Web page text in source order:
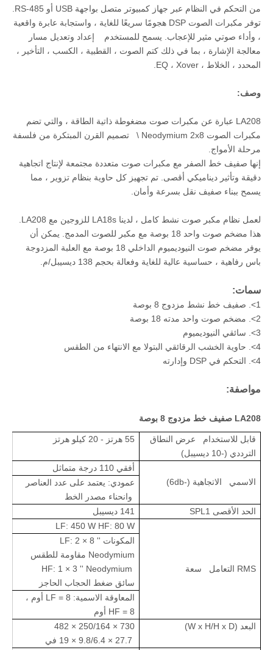
توفر مكبرات الصوت DSP هجومًا سريعًا للغاية ، واستجابة عابرة واقعية
، وأداء صوتي مثير للإعجاب. يسمح للمستخدم إعداد وتعديل مسار
معالجة الإشارة ، بما في ذلك كتم الصوت ، القطبية ، الكسب ، التأخير ،
المحدد ، الخلاط ، EQ ، Xover.
وصف:
LA208 عبارة عن مكبرات صوت مضغوطة ذاتية الطاقة ، والتي تضم
مكبرات الصوت Neodymium 2x8 \ تصميم القرن المبتكرة من فلسفة
مرحلة الأمواج.
إنها صفيف خط الصفر مع مكبرات صوت متعددة مجتمعة لإنتاج اتجاهية
دقيقة وتأثير ديناميكي أقصى. تم تجهيز كل حاوية بنظام تزوير ، مما
يسمح ببناء صفيف نقل بسرعة وأمان.
هذا مضخم صوت واحد 18 بوصة مع مكبر للصوت المدمج. يمكن أن
يوفر مضخم صوت النيوديميوم الداخلي 18 بوصة مع العلبة المزدوجة
باس رفاهية ، حساسية عالية للغاية وفعالة بحجم 138 ديسيبل/م.
سمات:
1>. صفيف خط نشط مزدوج 8 بوصة
2>. مضخم صوت واحد مدته 18 بوصة
3>. سائقي النيوديميوم
4>. حاوية الخشب الرقائقي البتولا مع الانتهاء من الطقس
4>. التحكم في DSP وإدارته
مواصفة:
LA208 صفيف خط مزدوج 8 بوصة
قابل للاستخدام عرض النطاق
الترددي (-10 ديسيبل)
55 هرتز - 20 كيلو هرتز
الاسمي الاتجاهية (-6db)
أفقي 110 درجة متماثل
عمودي: يعتمد على عدد العناصر
وانحناء مصدر الخط
الحد الأقصى SPL1
141 ديسيبل
RMS التعامل سعة
LF: 450 W HF: 80 W
المكونات LF: 2 × 8 ''
Neodymium مقاومة للطقس
سائق ضغط الحجاب الحاجز
المعاوقة الاسمية: LF = 8 أوم ،
HF = 8 أوم
البعد (W x H/H x D)
730 × 250/164 × 482